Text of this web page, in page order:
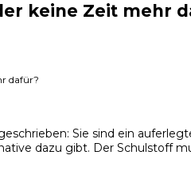
keine Zeit mehr
dafür?
Sie sind ein
dazu gibt. Der Schulstoff